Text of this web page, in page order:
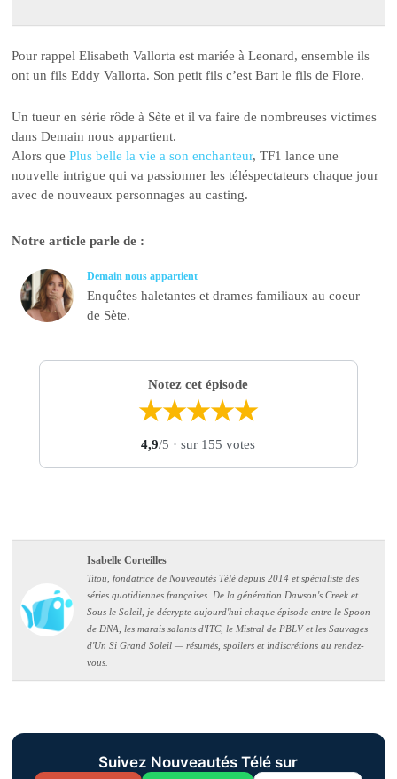
Pour rappel Elisabeth Vallorta est mariée à Leonard, ensemble ils
ont un fils Eddy Vallorta. Son petit fils c’est Bart le fils de Flore.
Un tueur en série rôde à Sète et il va faire de nombreuses victimes
dans Demain nous appartient.
Alors quePlus belle la vie a son enchanteur, TF1 lance une
nouvelle intrigue qui va passionner les téléspectateurs chaque jour
avec de nouveaux personnages au casting.
Notre article parle de :
Demain nous appartient
Enquêtes haletantes et drames familiaux au coeur
de Sète.
Notez cet épisode
★★★★★
4,9/5 · sur 155 votes
Isabelle Corteilles
Titou, fondatrice de Nouveautés Télé depuis 2014 et spécialiste des
séries quotidiennes françaises. De la génération Dawson's Creek et
Sous le Soleil, je décrypte aujourd'hui chaque épisode entre le Spoon
de DNA, les marais salants d'ITC, le Mistral de PBLV et les Sauvages
d'Un Si Grand Soleil — résumés, spoilers et indiscrétions au rendez-
vous.
Suivez Nouveautés Télé sur